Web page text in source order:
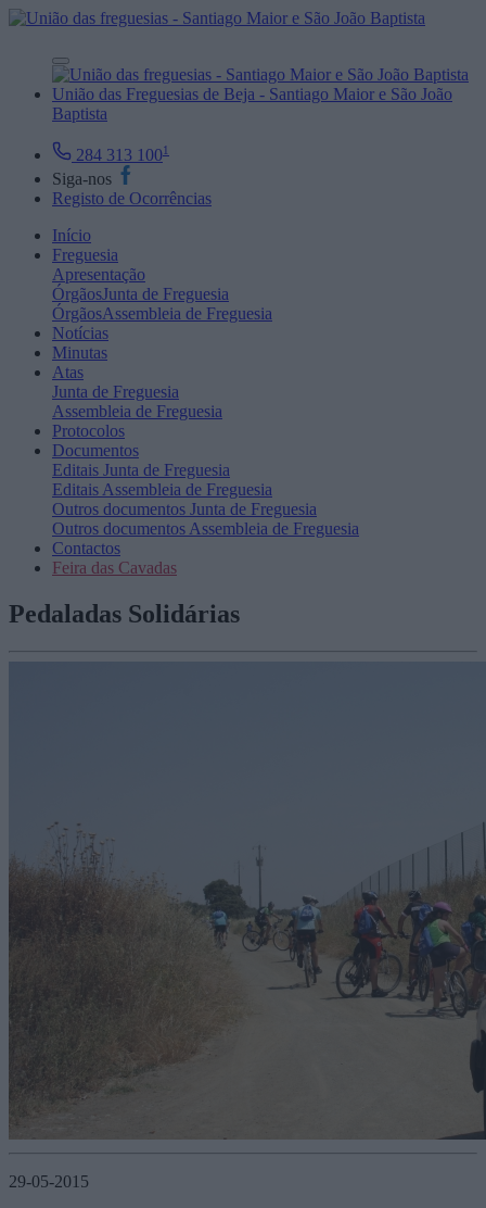
União das Freguesias de Beja - Santiago Maior e São João
Baptista
284 313 1001
Siga-nos
Registo de Ocorrências
Início
Freguesia
Apresentação
ÓrgãosJunta de Freguesia
ÓrgãosAssembleia de Freguesia
Notícias
Minutas
Atas
Junta de Freguesia
Assembleia de Freguesia
Protocolos
Documentos
Editais Junta de Freguesia
Editais Assembleia de Freguesia
Outros documentos Junta de Freguesia
Outros documentos Assembleia de Freguesia
Contactos
Feira das Cavadas
Pedaladas Solidárias
29-05-2015